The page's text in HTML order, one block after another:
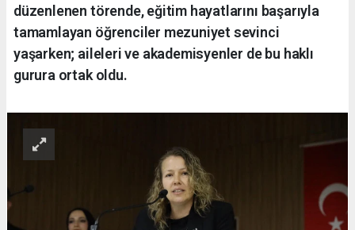
düzenlenen törende, eğitim hayatlarını başarıyla
tamamlayan öğrenciler mezuniyet sevinci
yaşarken; aileleri ve akademisyenler de bu haklı
gurura ortak oldu.